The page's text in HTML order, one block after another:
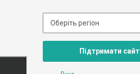
Підтримати сайт